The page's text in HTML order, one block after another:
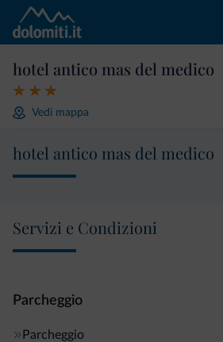
hotel antico mas del medico
Vedi mappa
hotel antico mas del medico
Servizi e Condizioni
Parcheggio
Parcheggio